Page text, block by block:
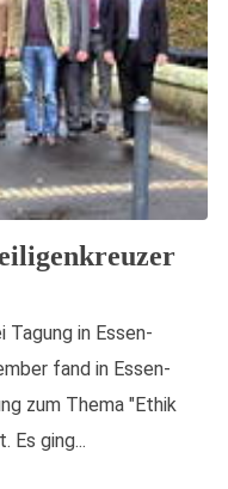
Tagung in Essen-
fand in Essen-
zum Thema "Ethik
ging...